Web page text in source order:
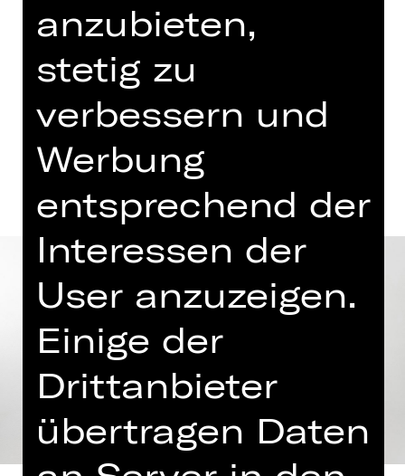
20.00 Uhr
XRT 3. Etage
Termine und Besetzung
anzubieten,
stetig zu
verbessern und
Werbung
entsprechend der
Interessen der
User anzuzeigen.
Einige der
Drittanbieter
übertragen Daten